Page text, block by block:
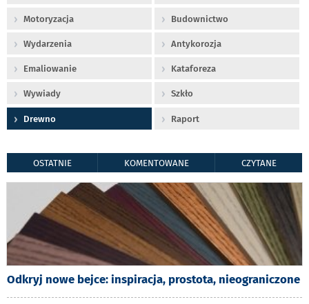
Motoryzacja Budownictwo
Wydarzenia Antykorozja
Emaliowanie Kataforeza
Wywiady Szkło
Drewno Raport
OSTATNIE KOMENTOWANE CZYTANE
Odkryj nowe bejce: inspiracja, prostota, nieograniczone